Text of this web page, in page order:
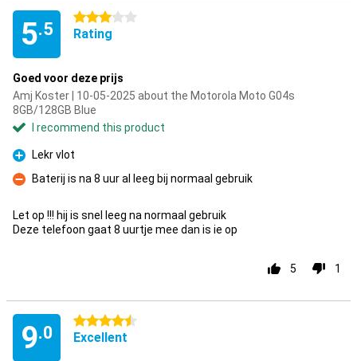
5.5
3 stars
Rating
Goed voor deze prijs
Amj Koster | 10-05-2025 about the Motorola Moto G04s
8GB/128GB Blue
I recommend this product
Pro
Lekr vlot
Con
Baterij is na 8 uur al leeg bij normaal gebruik
Let op !!! hij is snel leeg na normaal gebruik
Deze telefoon gaat 8 uurtje mee dan is ie op
5 1
9.0
4.5 stars
Excellent